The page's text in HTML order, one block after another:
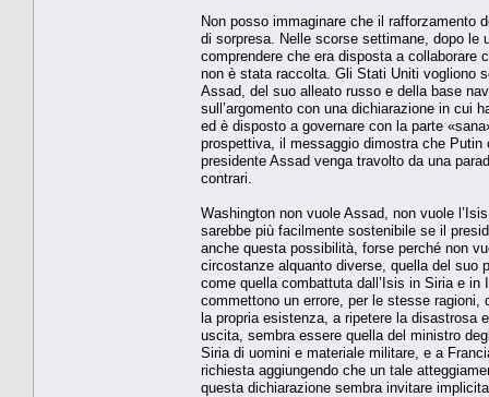
Non posso immaginare che il rafforzamento
di sorpresa. Nelle scorse settimane, dopo le
comprendere che era disposta a collaborare
non è stata raccolta. Gli Stati Uniti vogliono
Assad, del suo alleato russo e della base
sull’argomento con una dichiarazione in cui
ed è disposto a governare con la parte
prospettiva, il messaggio dimostra che
presidente Assad venga travolto da una
contrari.
Washington non vuole Assad, non vuole
sarebbe più facilmente sostenibile se il
anche questa possibilità, forse perché non
circostanze alquanto diverse, quella del suo
come quella combattuta dall’Isis in Siria e
commettono un errore, per le stesse ragioni,
la propria esistenza, a ripetere la disastrosa
uscita, sembra essere quella del ministro
Siria di uomini e materiale militare, e a
richiesta aggiungendo che un tale
questa dichiarazione sembra invitare